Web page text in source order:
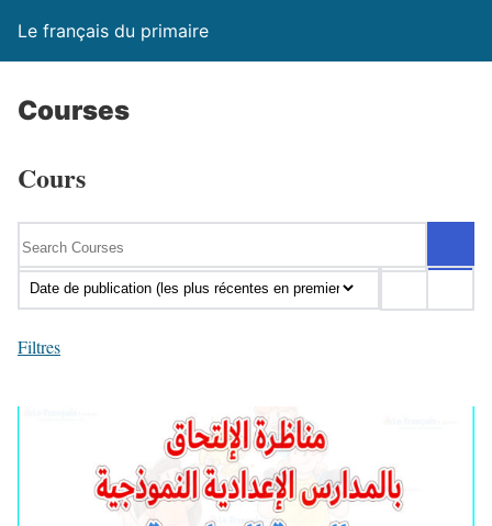
Le français du primaire
Courses
Cours
Filtres